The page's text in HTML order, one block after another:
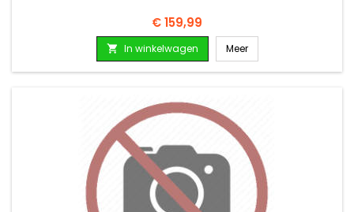
Prijs
€ 159,99
 In winkelwagen Meer